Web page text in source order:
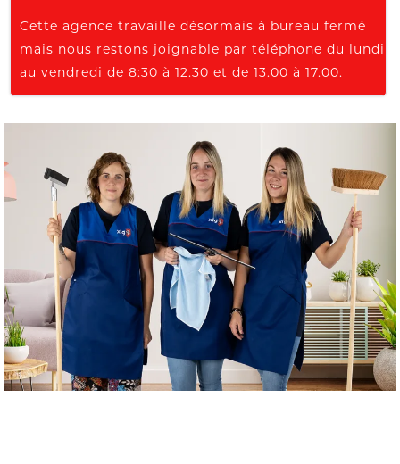
Cette agence travaille désormais à bureau fermé
mais nous restons joignable par téléphone du lundi
au vendredi de 8:30 à 12.30 et de 13.00 à 17.00.